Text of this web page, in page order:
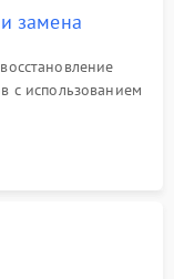
замена
с использованием
микросхемы
USB